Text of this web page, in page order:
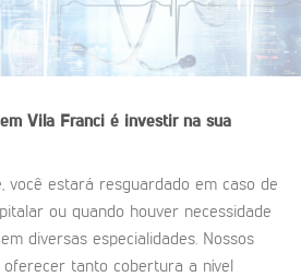
Vila Franci é investir na sua
você estará resguardado em caso de
ou quando houver necessidade
diversas especialidades. Nossos
tanto cobertura a nível